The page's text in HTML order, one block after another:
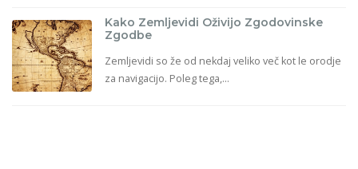
Kako Zemljevidi Oživijo Zgodovinske
Zgodbe
Zemljevidi so že od nekdaj veliko več kot le orodje
za navigacijo. Poleg tega,...